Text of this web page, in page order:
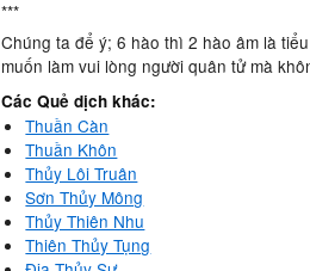
***
Chúng ta để ý; 6 hào thì 2 hào âm là
muốn làm vui lòng người quân tử mà
Các Quẻ dịch khác:
Thuần Càn
Thuần Khôn
Thủy Lôi Truân
Sơn Thủy Mông
Thủy Thiên Nhu
Thiên Thủy Tụng